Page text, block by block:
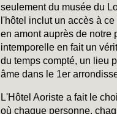
seulement du musée du
l'hôtel inclut un accès à
en amont auprès de notre
intemporelle en fait un
du temps compté, un lieu
âme dans le 1er
L'Hôtel Aoriste a fait le
où chaque personne,